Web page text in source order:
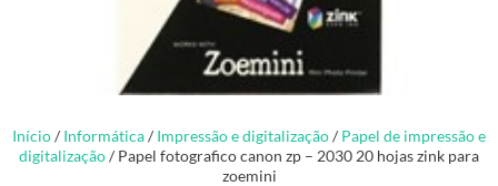
Início/ Informática/ Impressão e digitalização/ Papel de impressão e
digitalização/ Papel fotografico canon zp – 2030 20 hojas zink para
zoemini